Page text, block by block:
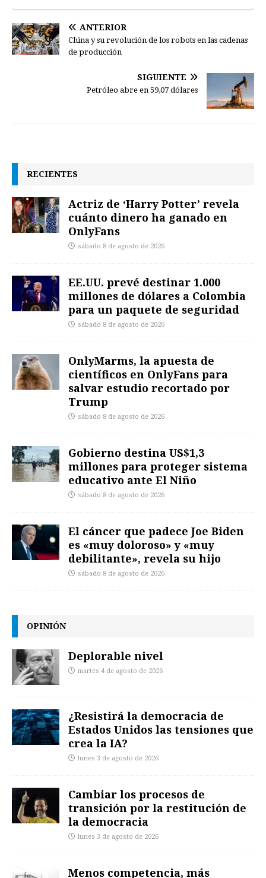
ANTERIOR
China y su revolución de los robots en las cadenas
de producción
SIGUIENTE
Petróleo abre en 59,07 dólares
RECIENTES
Actriz de ‘Harry Potter’ revela
cuánto dinero ha ganado en
OnlyFans
sábado 8 de agosto de 2026
EE.UU. prevé destinar 1.000
millones de dólares a Colombia
para un paquete de seguridad
sábado 8 de agosto de 2026
OnlyMarms, la apuesta de
científicos en OnlyFans para
salvar estudio recortado por
Trump
sábado 8 de agosto de 2026
Gobierno destina US$1,3
millones para proteger sistema
educativo ante El Niño
sábado 8 de agosto de 2026
El cáncer que padece Joe Biden
es «muy doloroso» y «muy
debilitante», revela su hijo
sábado 8 de agosto de 2026
OPINIÓN
Deplorable nivel
martes 4 de agosto de 2026
¿Resistirá la democracia de
Estados Unidos las tensiones que
crea la IA?
lunes 3 de agosto de 2026
Cambiar los procesos de
transición por la restitución de
la democracia
lunes 3 de agosto de 2026
Menos competencia, más